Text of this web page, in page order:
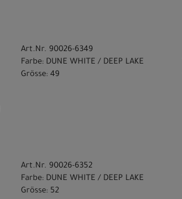
Art.Nr. 90026-6349
Farbe: DUNE WHITE / DEEP LAKE
Grösse: 49
Art.Nr. 90026-6352
Farbe: DUNE WHITE / DEEP LAKE
Grösse: 52